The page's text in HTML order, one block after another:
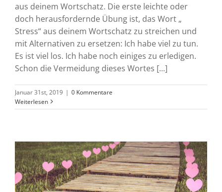
aus deinem Wortschatz. Die erste leichte oder
doch herausfordernde Übung ist, das Wort „
Stress“ aus deinem Wortschatz zu streichen und
mit Alternativen zu ersetzen: Ich habe viel zu tun.
Es ist viel los. Ich habe noch einiges zu erledigen.
Schon die Vermeidung dieses Wortes [...]
Januar 31st, 2019 | 0 Kommentare
Weiterlesen